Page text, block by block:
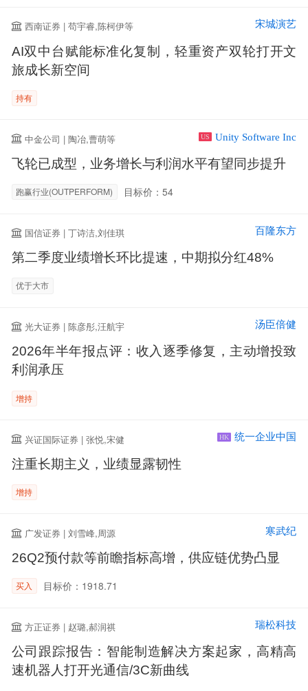
西南证券 | 苟宇睿,陈柯伊等 宋城演艺
AI双中台赋能标准化复制，轻重资产双轮打开文
旅成长新空间
持有
中金公司 | 陶冶,曹萌等 US Unity Software Inc
飞轮已成型，业务增长与利润水平有望同步提升
跑赢行业(OUTPERFORM) 目标价：54
国信证券 | 丁诗洁,刘佳琪 百隆东方
第二季度业绩增长环比提速，中期拟分红48%
优于大市
光大证券 | 陈彦彤,汪航宇 汤臣倍健
2026年半年报点评：收入逐季修复，主动增投致
利润承压
增持
兴证国际证券 | 张悦,宋健 HK 统一企业中国
注重长期主义，业绩显露韧性
增持
广发证券 | 刘雪峰,周源 寒武纪
26Q2预付款等前瞻指标高增，供应链优势凸显
买入 目标价：1918.71
方正证券 | 赵璐,郝润祺 瑞松科技
公司跟踪报告：智能制造解决方案起家，高精高
速机器人打开光通信/3C新曲线